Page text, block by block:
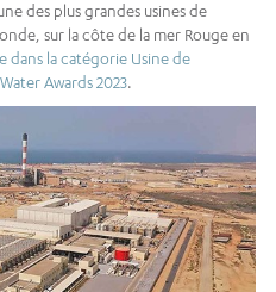
des plus grandes usines de
sur la côte de la mer Rouge en
dans la catégorie Usine de
Awards 2023.